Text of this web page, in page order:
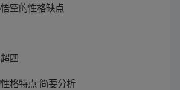
空的性格缺点
四
格特点 简要分析